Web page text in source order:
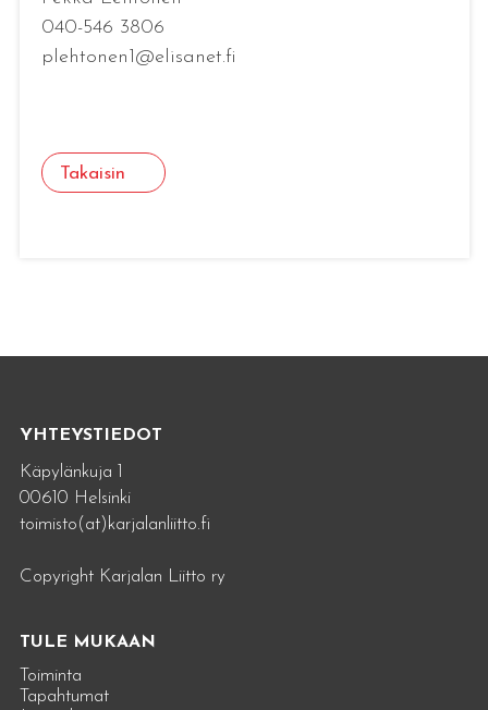
040-546 3806
plehtonen1@elisanet.fi
Takaisin
YHTEYSTIEDOT
Käpylänkuja 1
00610 Helsinki
toimisto(at)karjalanliitto.fi
Copyright Karjalan Liitto ry
TULE MUKAAN
Toiminta
Tapahtumat